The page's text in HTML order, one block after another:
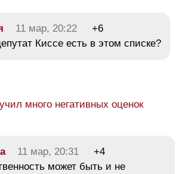
11 мар, 20:22
+6
Киссе есть в этом списке?
много негативных оценок
11 мар, 20:31
+4
может быть и не